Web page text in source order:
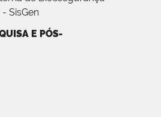
SisGen
E PÓS-